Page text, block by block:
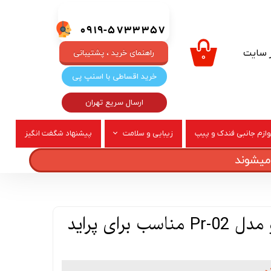
0919-5733357
سایت
جانبی فندک و پیپ زیبایی و سلامت پیشنهاد شگفت انگیز
۰
خرید اقساطی با اسنپ پی
ارسال سریع تهران
راهنمای خرید ، پشتیبانی
چراغ گلگیر خودرو مدل Pr-02 مناسب برای پراید